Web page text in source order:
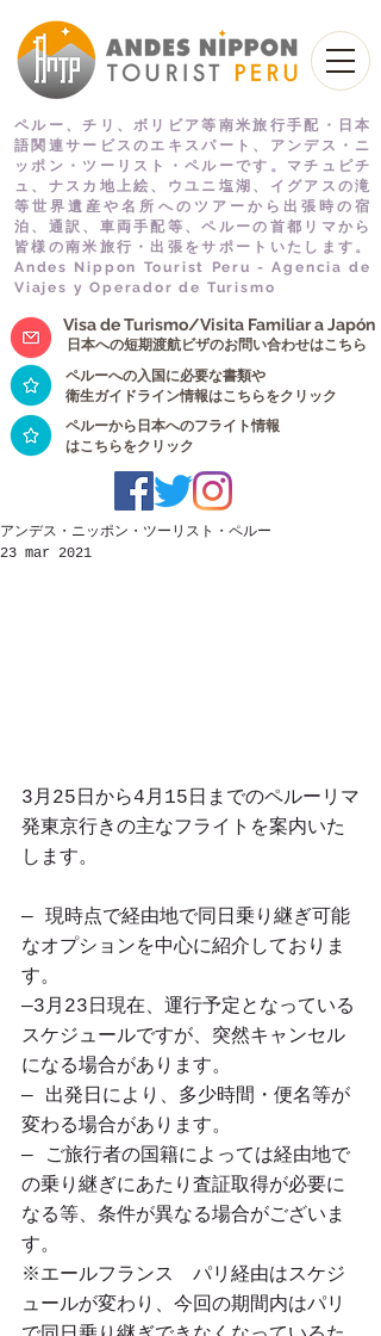
ペルー、チリ、ボリビア等南米旅行手配・日本
語関連サービスのエキスパート、アンデス・ニ
ッポン・ツーリスト・ペルーです。マチュピチ
ュ、ナスカ地上絵、ウユニ塩湖、イグアスの滝
等世界遺産や名所へのツアーから出張時の宿
泊、通訳、車両手配等、ペルーの首都リマから
皆様の南米旅行・出張をサポートいたします。
Andes Nippon Tourist Peru - Agencia de
Viajes y Operador de Turismo
Visa de Turismo/Visita Familiar a Japón
日本への短期渡航ビザのお問い合わせはこちら
ペルーへの入国に必要な書類や
衛生ガイドライン情報はこちらをクリック
ペルーから日本へのフライト情報
はこちらをクリック
アンデス・ニッポン・ツーリスト・ペルー
23 mar 2021
3月25日から4月15日までのペルーリマ
発東京行きの主なフライトを案内いた
します。
― 現時点で経由地で同日乗り継ぎ可能
なオプションを中心に紹介しておりま
す。
―3月23日現在、運行予定となっている
スケジュールですが、突然キャンセル
になる場合があります。
― 出発日により、多少時間・便名等が
変わる場合があります。
― ご旅行者の国籍によっては経由地で
の乗り継ぎにあたり査証取得が必要に
なる等、条件が異なる場合がございま
す。
※エールフランス　パリ経由はスケジ
ュールが変わり、今回の期間内はパリ